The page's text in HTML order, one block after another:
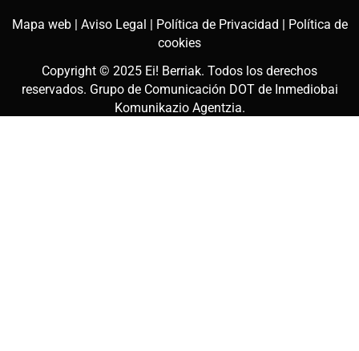
Mapa web | Aviso Legal | Política de Privacidad | Política de
cookies
Copyright © 2025 Ei! Berriak. Todos los derechos
reservados. Grupo de Comunicación DOT de Inmediobai
Komunikazio Agentzia.